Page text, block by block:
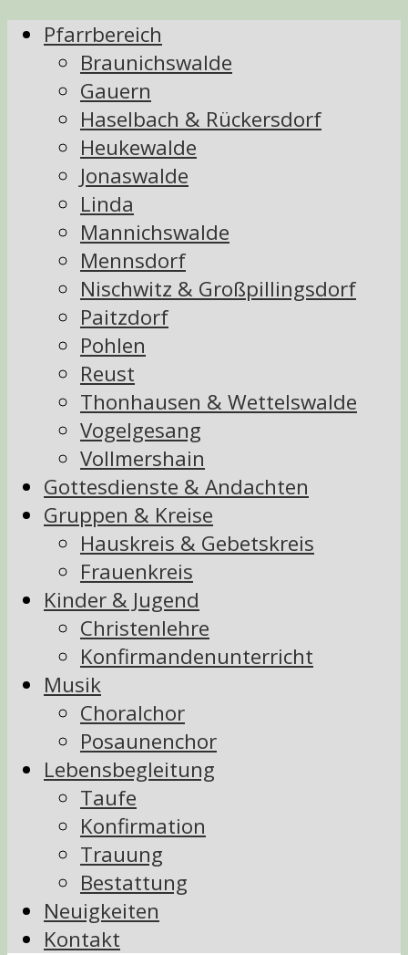
Pfarrbereich
Braunichswalde
Gauern
Haselbach & Rückersdorf
Heukewalde
Jonaswalde
Linda
Mannichswalde
Mennsdorf
Nischwitz & Großpillingsdorf
Paitzdorf
Pohlen
Reust
Thonhausen & Wettelswalde
Vogelgesang
Vollmershain
Gottesdienste & Andachten
Gruppen & Kreise
Hauskreis & Gebetskreis
Frauenkreis
Kinder & Jugend
Christenlehre
Konfirmandenunterricht
Musik
Choralchor
Posaunenchor
Lebensbegleitung
Taufe
Konfirmation
Trauung
Bestattung
Neuigkeiten
Kontakt